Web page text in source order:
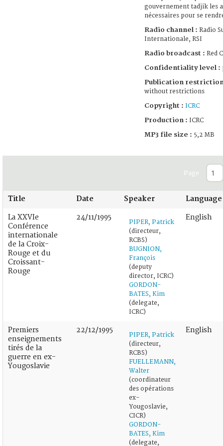
gouvernement tadjik les
nécessaires pour se
Radio channel : Radio
Internationale, RSI
Radio broadcast : Red
Confidentiality level :
Publication
without restrictions
Copyright : ICRC
Production : ICRC
MP3 file size : 5,2 MB
Page
Title Date Speaker Language
La XXVIe
Conférence
internationale
de la Croix-
Rouge et du
Croissant-
Rouge
24/11/1995
PIPER, Patrick
(directeur,
RCBS)
BUGNION,
François
(deputy
director, ICRC)
GORDON-
BATES, Kim
(delegate,
ICRC)
English
Premiers
enseignements
tirés de la
guerre en ex-
Yougoslavie
22/12/1995
PIPER, Patrick
(directeur,
RCBS)
FUELLEMANN,
Walter
(coordinateur
des opérations
ex-
Yougoslavie,
CICR)
GORDON-
BATES, Kim
(delegate,
English